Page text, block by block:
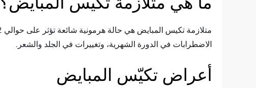
الاضطرابات في الدورة الشهرية، وتغييرات في الجلد والشعر.
أعراض تكيّس المبايض